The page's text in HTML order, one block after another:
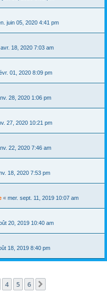
juin 05, 2020 4:41 pm
18, 2020 7:03 am
01, 2020 8:09 pm
28, 2020 1:06 pm
27, 2020 10:21 pm
22, 2020 7:46 am
18, 2020 7:53 pm
« mer. sept. 11, 2019 10:07 am
20, 2019 10:40 am
18, 2019 8:40 pm
4 5 6